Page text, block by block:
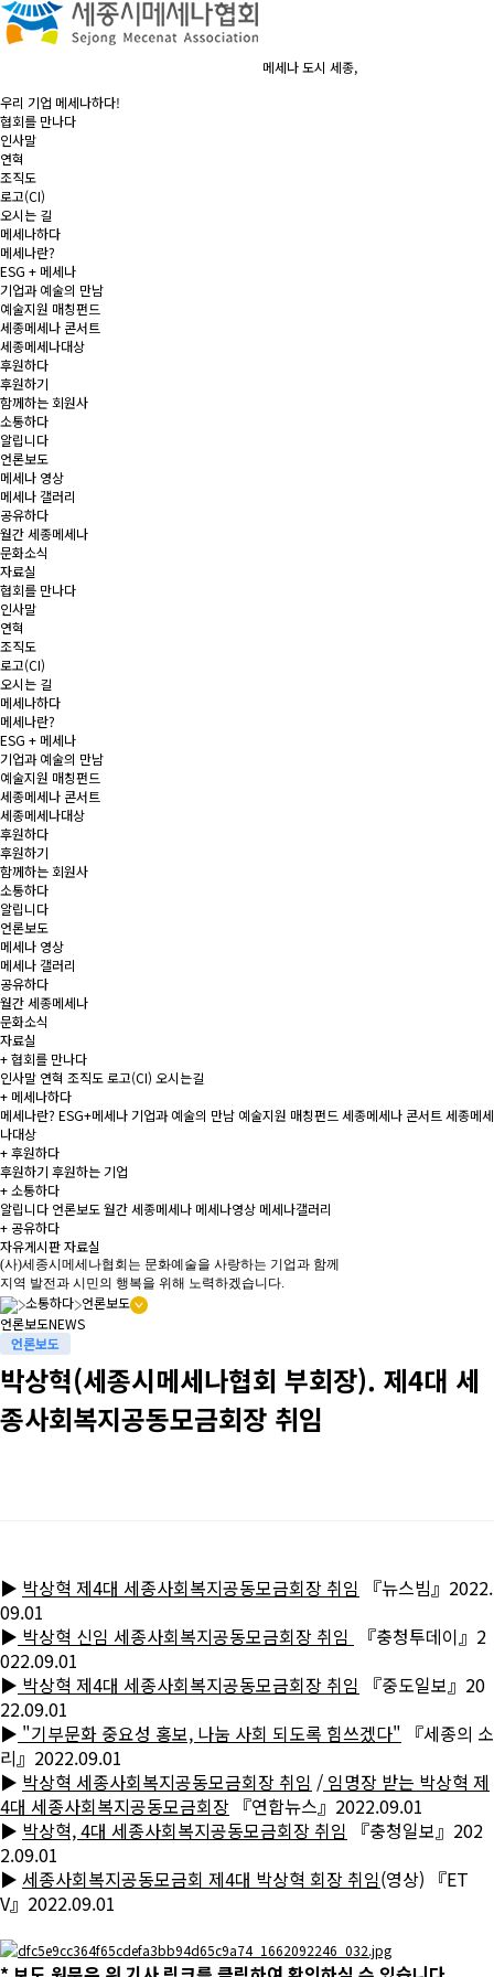
메세나 도시 세종,
우리 기업 메세나하다!
협회를 만나다
인사말
연혁
조직도
로고(CI)
오시는 길
메세나하다
메세나란?
ESG + 메세나
기업과 예술의 만남
예술지원 매칭펀드
세종메세나 콘서트
세종메세나대상
후원하다
후원하기
함께하는 회원사
소통하다
알립니다
언론보도
메세나 영상
메세나 갤러리
공유하다
월간 세종메세나
문화소식
자료실
협회를 만나다
인사말
연혁
조직도
로고(CI)
오시는 길
메세나하다
메세나란?
ESG + 메세나
기업과 예술의 만남
예술지원 매칭펀드
세종메세나 콘서트
세종메세나대상
후원하다
후원하기
함께하는 회원사
소통하다
알립니다
언론보도
메세나 영상
메세나 갤러리
공유하다
월간 세종메세나
문화소식
자료실
+협회를 만나다
인사말 연혁 조직도로고(CI) 오시는길
+ 메세나하다
메세나란? ESG+메세나기업과 예술의 만남 예술지원 매칭펀드 세종메세나 콘서트 세종메세
나대상
+후원하다
후원하기 후원하는 기업
+소통하다
알립니다 언론보도월간 세종메세나 메세나영상 메세나갤러리
+ 공유하다
자유게시판자료실
(사)세종시메세나협회는 문화예술을 사랑하는 기업과 함께
지역 발전과 시민의 행복을 위해 노력하겠습니다.
소통하다 언론보도
언론보도NEWS
언론보도
박상혁(세종시메세나협회 부회장). 제4대 세
종사회복지공동모금회장 취임
▶ 박상혁 제4대 세종사회복지공동모금회장 취임 『뉴스빔』2022.
09.01
▶ 박상혁 신임 세종사회복지공동모금회장 취임
『충청투데이』2
022.09.01
▶ 박상혁 제4대 세종사회복지공동모금회장 취임
『중도일보』20
22.09.01
▶ "기부문화 중요성 홍보, 나눔 사회 되도록 힘쓰겠다" 『세종의 소
리』2022.09.01
▶ 박상혁 세종사회복지공동모금회장 취임 / 임명장 받는 박상혁 제
4대 세종사회복지공동모금회장 『연합뉴스』2022.09.01
▶ 박상혁, 4대 세종사회복지공동모금회장 취임
『충청일보』202
2.09.01
▶ 세종사회복지공동모금회 제4대 박상혁 회장 취임(영상) 『ET
V』2022.09.01